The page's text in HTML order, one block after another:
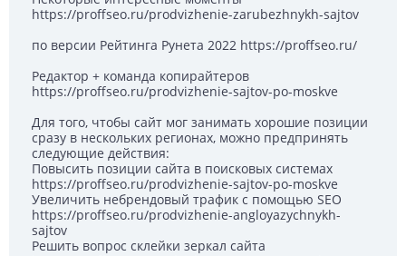
https://proffseo.ru/prodvizhenie-zarubezhnykh-sajtov
по версии Рейтинга Рунета 2022 https://proffseo.ru/
Редактор + команда копирайтеров
https://proffseo.ru/prodvizhenie-sajtov-po-moskve
Для того, чтобы сайт мог занимать хорошие позиции
сразу в нескольких регионах, можно предпринять
следующие действия:
Повысить позиции сайта в поисковых системах
https://proffseo.ru/prodvizhenie-sajtov-po-moskve
Увеличить небрендовый трафик с помощью SEO
https://proffseo.ru/prodvizhenie-angloyazychnykh-
sajtov
Решить вопрос склейки зеркал сайта